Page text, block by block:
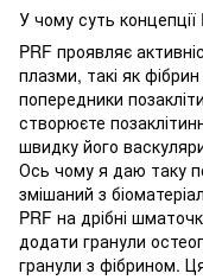
У чому суть концепції
PRF проявляє
плазми, такі як
попередники
створюєте
швидку його
Ось чому я даю таку
змішаний з
PRF на дрібні
додати гранули
гранули з фібрином.